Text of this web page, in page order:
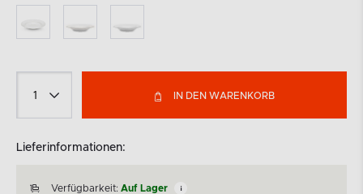
IN DEN WARENKORB
Lieferinformationen:
Verfügbarkeit: Auf Lager